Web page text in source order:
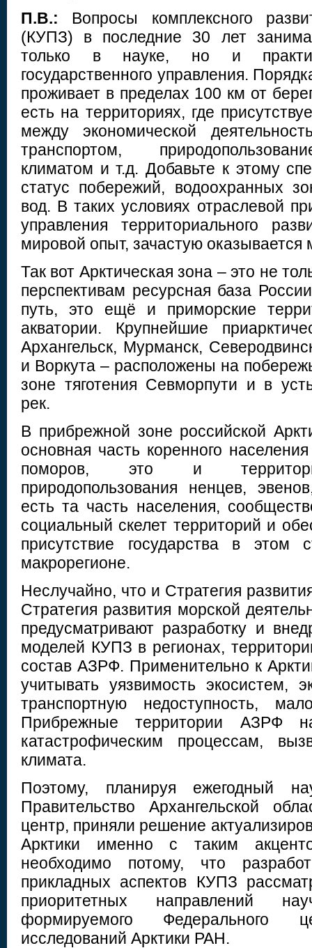
П.В.: Вопросы комплексного
(КУПЗ) в последние 30 лет
только в науке, но и
государственного управления.
проживает в пределах 100 км от
есть на территориях, где
между экономической
транспортом,
климатом и т.д. Добавьте к этому
статус побережий, водоохранных
вод. В таких условиях отраслевой
управления территориального
мировой опыт, зачастую
Так вот Арктическая зона – это не
перспективам ресурсная база
путь, это ещё и приморские
акватории. Крупнейшие
Архангельск, Мурманск,
и Воркута – расположены на
зоне тяготения Севморпути и в
рек.
В прибрежной зоне российской
основная часть коренного
поморов, это и
природопользования ненцев,
есть та часть населения,
социальный скелет территорий и
присутствие государства в этом
макрорегионе.
Неслучайно, что и Стратегия
Стратегия развития морской
предусматривают разработку и
моделей КУПЗ в регионах,
состав АЗРФ. Применительно к
учитывать уязвимость экосистем,
транспортную недоступность,
Прибрежные территории АЗРФ
катастрофическим процессам,
климата.
Поэтому, планируя ежегодный
Правительство Архангельской
центр, приняли решение
Арктики именно с таким
необходимо потому, что
прикладных аспектов КУПЗ
приоритетных направлений
формируемого Федерального
исследований Арктики РАН.